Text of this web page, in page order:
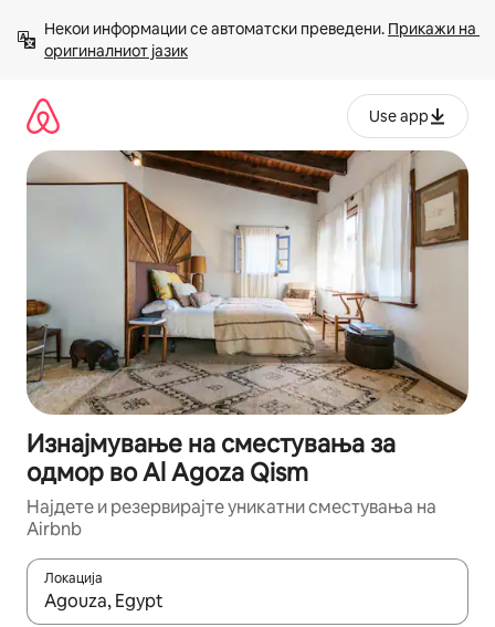
содржина
Некои информации се автоматски преведени. Прикажи на
оригиналниот јазик
Use app
Изнајмување на сместувања за
одмор во Al Agoza Qism
Најдете и резервирајте уникатни сместувања на
Airbnb
Локација
Кога резултатите се достапни, движете се со копчињата